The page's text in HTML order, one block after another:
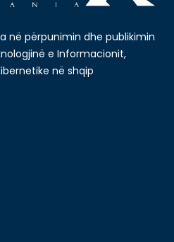
në përpunimin dhe publikimin
e Informacionit,
në shqip